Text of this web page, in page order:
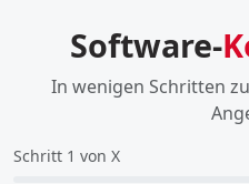
Software-
In wenigen Schritten
Schritt 1 von X